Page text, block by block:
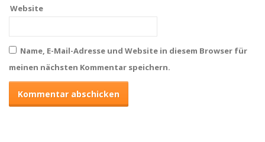
Website
Name, E-Mail-Adresse und Website in diesem Browser für
meinen nächsten Kommentar speichern.